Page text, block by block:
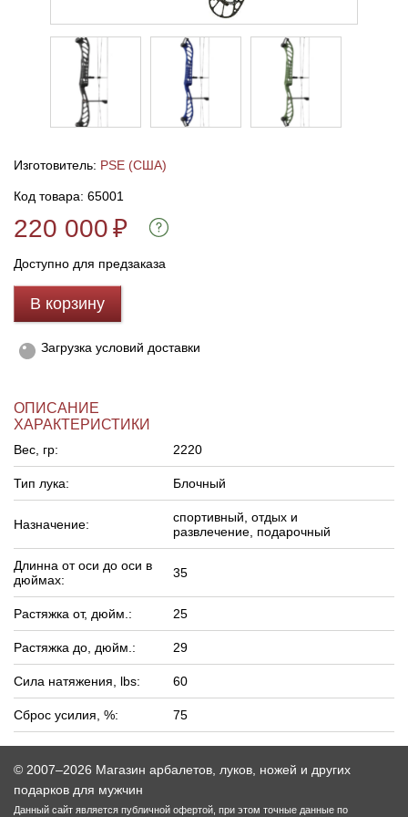
Изготовитель: PSE (США)
Код товара: 65001
220 000₽
Доступно для предзаказа
В корзину
Загрузка условий доставки
ОПИСАНИЕ
ХАРАКТЕРИСТИКИ
Вес, гр: 2220
Тип лука: Блочный
Назначение:
спортивный, отдых и
развлечение, подарочный
Длинна от оси до оси в
дюймах:
35
Растяжка от, дюйм.: 25
Растяжка до, дюйм.: 29
Сила натяжения, lbs: 60
Сброс усилия, %: 75
© 2007–2026 Магазин арбалетов, луков, ножей и других
подарков для мужчин
Данный сайт является публичной офертой, при этом точные данные по
Линейки для настройки лука
Полочки для лука
Киссеры для лука
Охотничьи ножи
Ножи складные